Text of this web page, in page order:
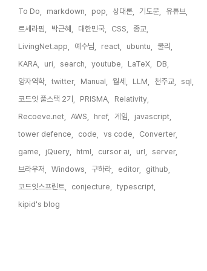
To Do, markdown, pop, 상대론, 기도문,
유튜브,
르세라핌,
박근혜, 대한민국, CSS,
종교,
LivingNet.app,
예수님, react, ubuntu,
물리,
KARA,
uri, search, youtube, LaTeX,
DB,
양자역학,
twitter, Manual, 월세, LLM, 천주교,
sql,
코드잇 풀스택 2기,
PRISMA,
Relativity,
Recoeve.net,
AWS, href, 게임,
javascript,
tower defence,
code, vs code,
Converter,
game,
jQuery, html, cursor ai, url,
server,
브라우저,
Windows, 구하라, editor,
github,
코드잇스프린트,
conjecture,
typescript,
kipid's blog,